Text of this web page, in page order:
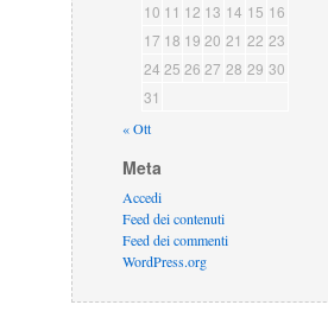
10 11 12 13 14 15 16
17 18 19 20 21 22 23
24 25 26 27 28 29 30
31
« Ott
Meta
Accedi
Feed dei contenuti
Feed dei commenti
WordPress.org